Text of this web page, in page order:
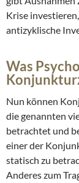
Krise
antizyklische
Was
Nun können
die genannten
betrachtet und
einer der
statisch zu
Anderes zum